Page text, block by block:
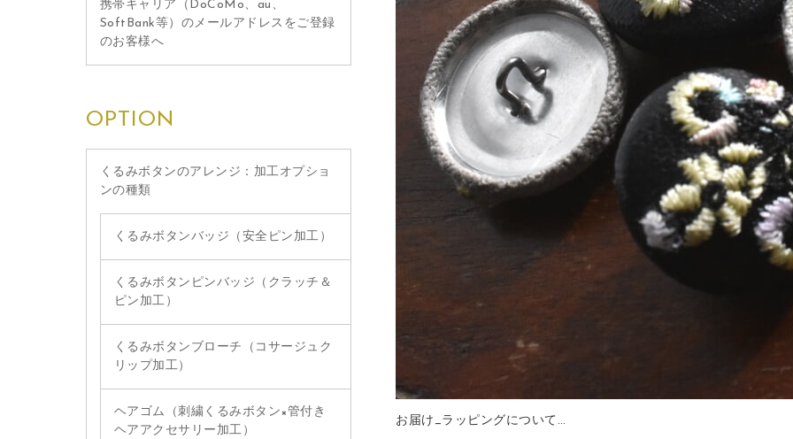
お届け_ラッピングについて…
携帯キャリア（DoCoMo、au、
SoftBank等）のメールアドレスをご登録
のお客様へ
OPTION
くるみボタンのアレンジ：加工オプショ
ンの種類
くるみボタンバッジ（安全ピン加工）
くるみボタンピンバッジ（クラッチ＆
ピン加工）
くるみボタンブローチ（コサージュク
リップ加工）
ヘアゴム（刺繍くるみボタン×管付き
ヘアアクセサリー加工）